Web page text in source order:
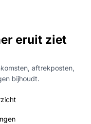
eruit ziet
aftrekposten,
bijhoudt.